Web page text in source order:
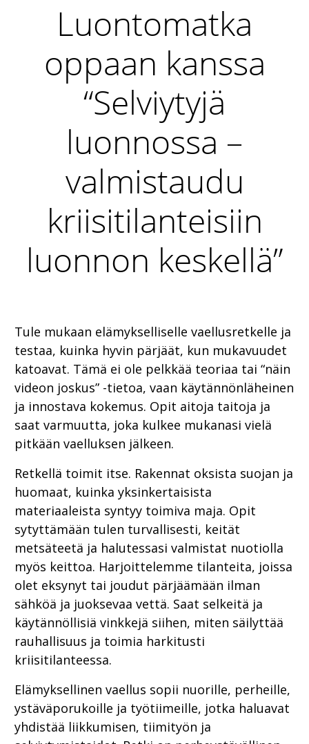
Luontomatka
oppaan kanssa
“Selviytyjä
luonnossa –
valmistaudu
kriisitilanteisiin
luonnon keskellä”
Tule mukaan elämykselliselle vaellusretkelle ja
testaa, kuinka hyvin pärjäät, kun mukavuudet
katoavat. Tämä ei ole pelkkää teoriaa tai “näin
videon joskus” -tietoa, vaan käytännönläheinen
ja innostava kokemus. Opit aitoja taitoja ja
saat varmuutta, joka kulkee mukanasi vielä
pitkään vaelluksen jälkeen.
Retkellä toimit itse. Rakennat oksista suojan ja
huomaat, kuinka yksinkertaisista
materiaaleista syntyy toimiva maja. Opit
sytyttämään tulen turvallisesti, keität
metsäteetä ja halutessasi valmistat nuotiolla
myös keittoa. Harjoittelemme tilanteita, joissa
olet eksynyt tai joudut pärjäämään ilman
sähköä ja juoksevaa vettä. Saat selkeitä ja
käytännöllisiä vinkkejä siihen, miten säilyttää
rauhallisuus ja toimia harkitusti
kriisitilanteessa.
Elämyksellinen vaellus sopii nuorille, perheille,
ystäväporukoille ja työtiimeille, jotka haluavat
yhdistää liikkumisen, tiimityön ja